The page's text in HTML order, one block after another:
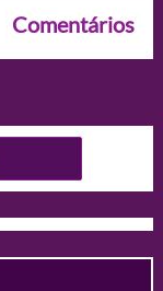
Comentários